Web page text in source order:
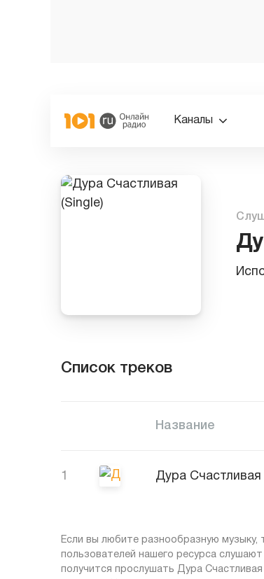
Каналы
Список треков
Название
1 Дура Счастливая
Если вы любите разнообразную
пользователей нашего ресурса
получится прослушать Дура